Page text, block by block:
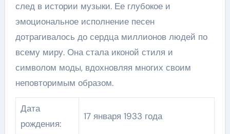
след в истории музыки. Ее глубокое и
эмоциональное исполнение песен
дотрагивалось до сердца миллионов людей по
всему миру. Она стала иконой стиля и
символом моды, вдохновляя многих своим
неповторимым образом.
Дата
рождения:
17 января 1933 года